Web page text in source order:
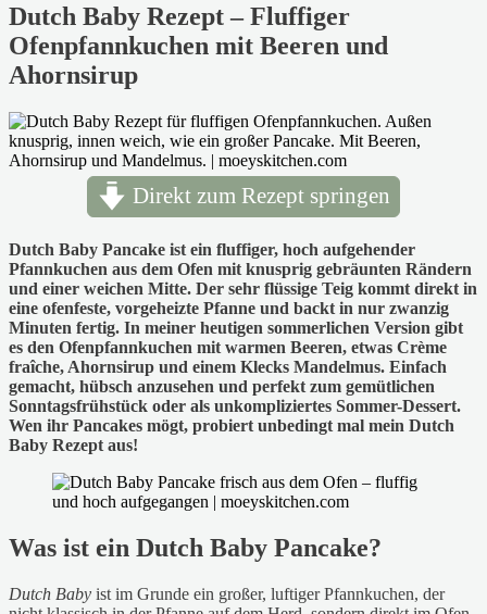
Dutch Baby Rezept – Fluffiger
Ofenpfannkuchen mit Beeren und
Ahornsirup
Direkt zum Rezept springen
Dutch Baby Pancake ist ein fluffiger, hoch aufgehender
Pfannkuchen aus dem Ofen mit knusprig gebräunten Rändern
und einer weichen Mitte. Der sehr flüssige Teig kommt direkt in
eine ofenfeste, vorgeheizte Pfanne und backt in nur zwanzig
Minuten fertig. In meiner heutigen sommerlichen Version gibt
es den Ofenpfannkuchen mit warmen Beeren, etwas Crème
fraîche, Ahornsirup und einem Klecks Mandelmus. Einfach
gemacht, hübsch anzusehen und perfekt zum gemütlichen
Sonntagsfrühstück oder als unkompliziertes Sommer-Dessert.
Wen ihr Pancakes mögt, probiert unbedingt mal mein Dutch
Baby Rezept aus!
Was ist ein Dutch Baby Pancake?
Dutch Baby ist im Grunde ein großer, luftiger Pfannkuchen, der